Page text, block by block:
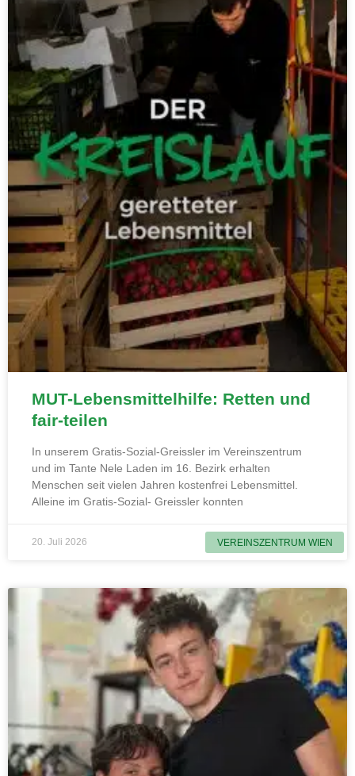
VEREINSZENTRUM WIEN
MUT-Lebensmittelhilfe: Retten und
fair-teilen
In unserem Gratis-Sozial-Greissler im Vereinszentrum
und im Tante Nele Laden im 16. Bezirk erhalten
Menschen seit vielen Jahren kostenfrei Lebensmittel.
Alleine im Gratis-Sozial- Greissler konnten
20. Juli 2026